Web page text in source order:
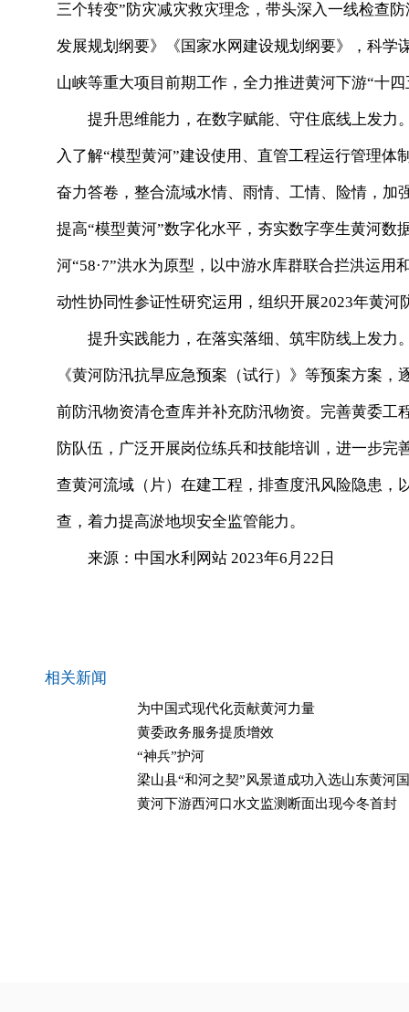
三个转变”防灾减灾救灾理念，带头深入一线检查
发展规划纲要》《国家水网建设规划纲要》，科
山峡等重大项目前期工作，全力推进黄河下游“十
提升思维能力，在数字赋能、守住底线上发力
入了解“模型黄河”建设使用、直管工程运行管理
奋力答卷，整合流域水情、雨情、工情、险情，加
提高“模型黄河”数字化水平，夯实数字孪生黄河
河“58·7”洪水为原型，以中游水库群联合拦洪运
动性协同性参证性研究运用，组织开展2023年黄
提升实践能力，在落实落细、筑牢防线上发力
《黄河防汛抗旱应急预案（试行）》等预案方案
前防汛物资清仓查库并补充防汛物资。完善黄委
防队伍，广泛开展岗位练兵和技能培训，进一步完
查黄河流域（片）在建工程，排查度汛风险隐患，
查，着力提高淤地坝安全监管能力。
来源：中国水利网站 2023年6月22日
相关新闻
为中国式现代化贡献黄河力量
黄委政务服务提质增效
“神兵”护河
梁山县“和河之契”风景道成功入选山东黄河
黄河下游西河口水文监测断面出现今冬首封